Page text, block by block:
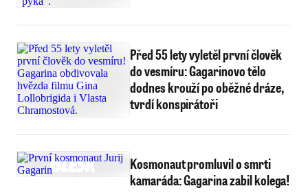
Před 55 lety vyletěl první člověk
do vesmíru: Gagarinovo tělo
dodnes krouží po oběžné dráze,
tvrdí konspirátoři
Kosmonaut promluvil o smrti
kamaráda: Gagarina zabil kolega!